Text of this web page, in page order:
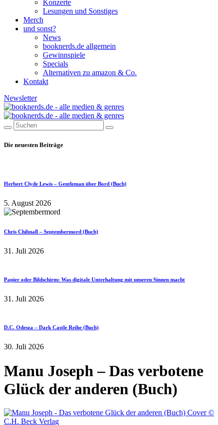
Konzerte
Lesungen und Sonstiges
Merch
und sonst?
News
booknerds.de allgemein
Gewinnspiele
Specials
Alternativen zu amazon & Co.
Kontakt
Newsletter
Die neuesten Beiträge
Herbert Clyde Lewis – Gentleman über Bord (Buch)
5. August 2026
Chris Chibnall – Septembermord (Buch)
31. Juli 2026
Papier oder Bildschirm: Was digitale Unterhaltung mit unseren Sinnen macht
31. Juli 2026
D.C. Odesza – Dark Castle Reihe (Buch)
30. Juli 2026
Manu Joseph – Das verbotene
Glück der anderen (Buch)